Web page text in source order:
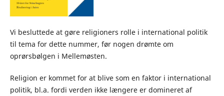
Vi besluttede at gøre religioners rolle i international politik
til tema for dette nummer, før nogen drømte om
oprørsbølgen i Mellemøsten.
Religion er kommet for at blive som en faktor i international
politik, bl.a. fordi verden ikke længere er domineret af